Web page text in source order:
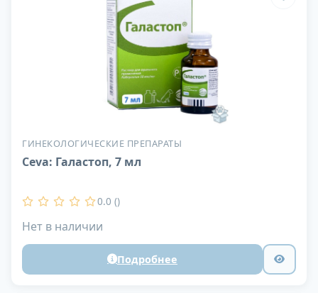
ГИНЕКОЛОГИЧЕСКИЕ ПРЕПАРАТЫ
Ceva: Галастоп, 7 мл
0.0 ()
Нет в наличии
Подробнее